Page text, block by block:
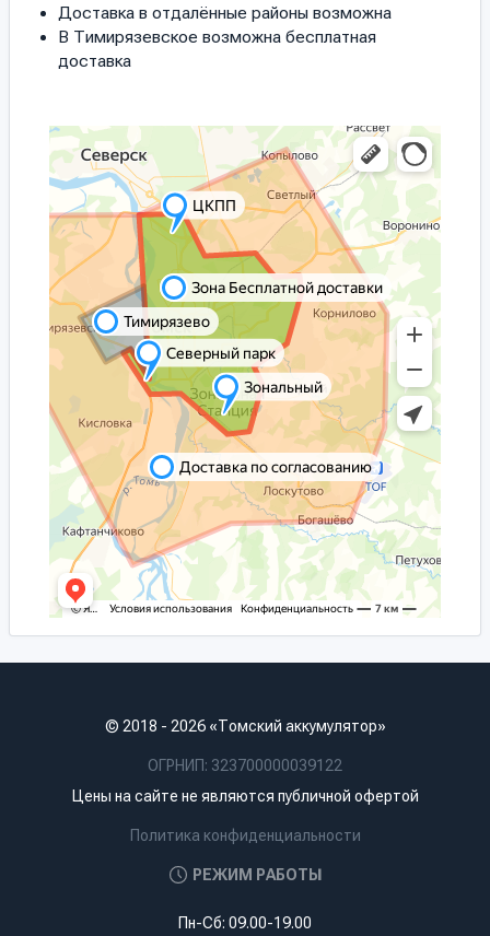
Доставка в отдалённые районы возможна
В Тимирязевское возможна бесплатная
доставка
© 2018 - 2026 «Томский аккумулятор»
ОГРНИП: 323700000039122
Цены на сайте не являются публичной офертой
Политика конфиденциальности
РЕЖИМ РАБОТЫ
Пн-Сб: 09.00-19.00